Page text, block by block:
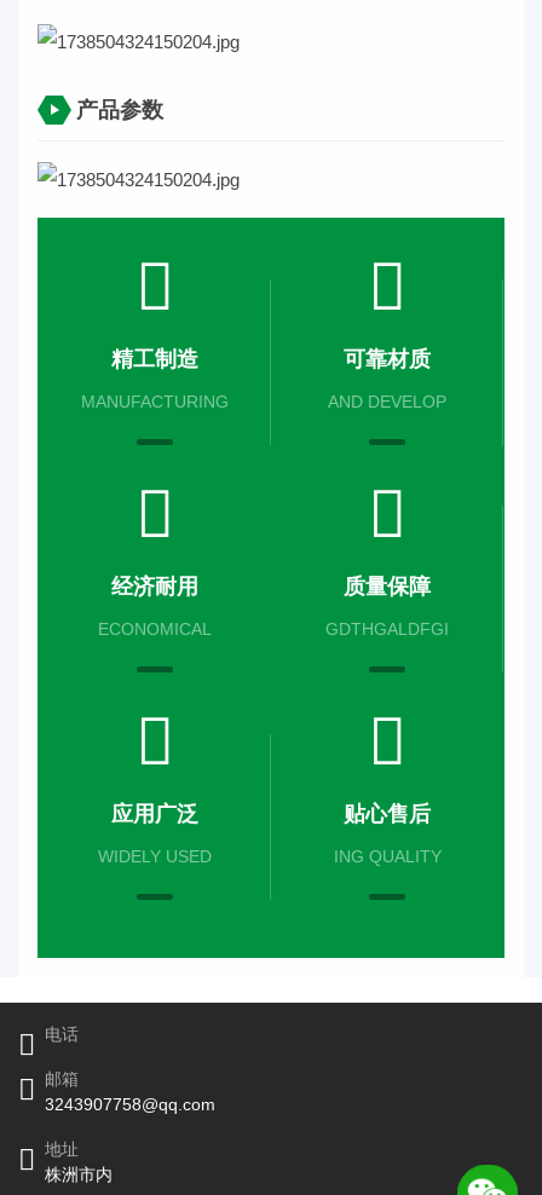
产品参数
精工制造
MANUFACTURING
可靠材质
AND DEVELOP
经济耐用
ECONOMICAL
质量保障
GDTHGALDFGI
应用广泛
WIDELY USED
贴心售后
ING QUALITY
电话
邮箱
3243907758@qq.com
地址
株洲市内